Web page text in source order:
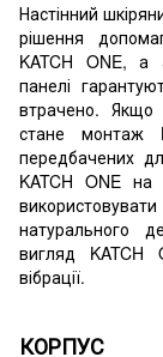
Настінний
рішення
KATCH ONE, а
панелі
втрачено. Якщо
стане монтаж
передбачених
KATCH ONE
натурального
вигляд KATCH
вібрації.
КОРПУС